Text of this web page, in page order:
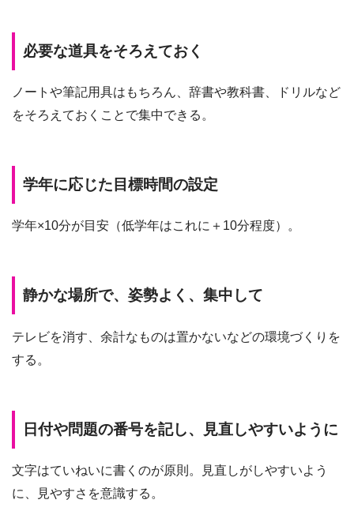
必要な道具をそろえておく
ノートや筆記用具はもちろん、辞書や教科書、ドリルなど
をそろえておくことで集中できる。
学年に応じた目標時間の設定
学年×10分が目安（低学年はこれに＋10分程度）。
静かな場所で、姿勢よく、集中して
テレビを消す、余計なものは置かないなどの環境づくりを
する。
日付や問題の番号を記し、見直しやすいように
文字はていねいに書くのが原則。見直しがしやすいよう
に、見やすさを意識する。